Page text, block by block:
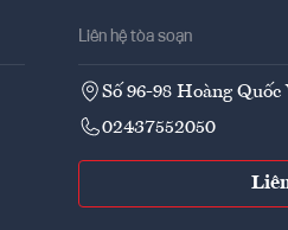
Liên hệ tòa soạn
Số 96-98 Hoàng
02437552050